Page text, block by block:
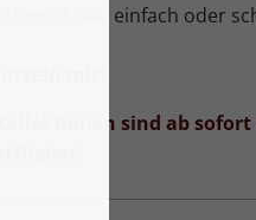
wie einfach oder
sind ab